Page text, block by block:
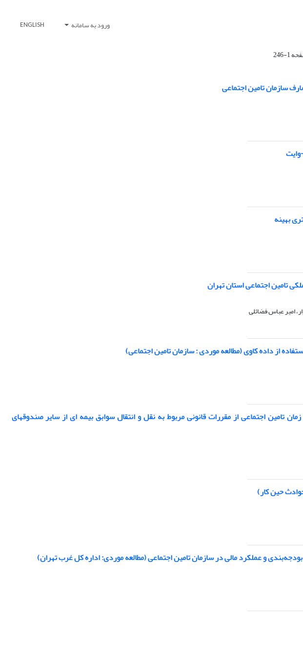
ورود به سامانه ENGLISH
سازمان تامین اجتماعی
بهینه
تامین اجتماعی استان تهران
امیر عباس فضائلی
از داده کاوی (مطالعه موردی : سازمان تامین اجتماعی)
تامین اجتماعی از مقررات قانونی مربوط به نقل و انتقال سوابق بیمه ای از سایر صندوقهای
حین کار)
و عملکرد مالی در سازمان تامین اجتماعی (مطالعه موردی: اداره کل غرب تهران)